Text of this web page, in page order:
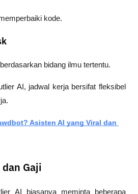
kode.
bidang ilmu tertentu.
AI, jadwal kerja bersifat fleksibel
Asisten AI yang Viral dan
Gaji
AI biasanya meminta beberapa